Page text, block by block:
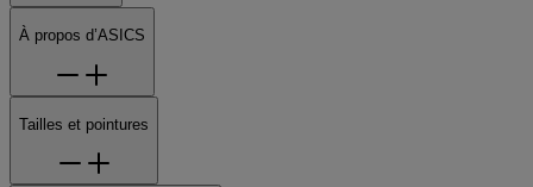
À propos d’ASICS
Tailles et pointures